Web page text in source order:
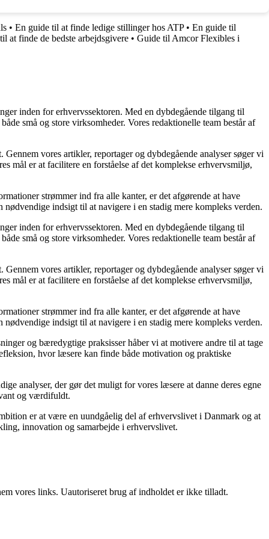
• En guide til at finde ledige stillinger hos ATP• En guide til
at finde de bedste arbejdsgivere • Guide til Amcor Flexibles i
inden for erhvervssektoren. Med en dybdegående tilgang til
små og store virksomheder. Vores redaktionelle team består af
vores artikler, reportager og dybdegående analyser søger vi
mål er at facilitere en forståelse af det komplekse erhvervsmiljø,
strømmer ind fra alle kanter, er det afgørende at have
indsigt til at navigere i en stadig mere kompleks verden.
inden for erhvervssektoren. Med en dybdegående tilgang til
små og store virksomheder. Vores redaktionelle team består af
vores artikler, reportager og dybdegående analyser søger vi
mål er at facilitere en forståelse af det komplekse erhvervsmiljø,
strømmer ind fra alle kanter, er det afgørende at have
indsigt til at navigere i en stadig mere kompleks verden.
og bæredygtige praksisser håber vi at motivere andre til at tage
hvor læsere kan finde både motivation og praktiske
analyser, der gør det muligt for vores læsere at danne deres egne
og værdifuldt.
er at være en uundgåelig del af erhvervslivet i Danmark og at
innovation og samarbejde i erhvervslivet.
vores links. Uautoriseret brug af indholdet er ikke tilladt.